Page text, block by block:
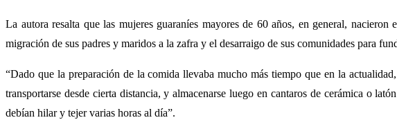
La autora resalta que las mujeres guaraníes mayores de 60 años, en general,
migración de sus padres y maridos a la zafra y el desarraigo de sus comunidades para
“Dado que la preparación de la comida llevaba mucho más tiempo que en la
transportarse desde cierta distancia, y almacenarse luego en cantaros de cerámica o
debían hilar y tejer varias horas al día”.